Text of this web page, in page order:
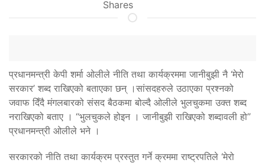
Shares
प्रधानमन्त्री केपी शर्मा ओलीले नीति तथा कार्यक्रममा जानीबुझी नै ‘मेरो
सरकार’ शब्द राखिएको बताएका छन् ।सांसदहरुले उठाएका प्रश्नको
जवाफ दिँदै मंगलबारको संसद बैठकमा बोल्दै ओलीले भुलचुकमा उक्त शब्द
नराखिएको बताए । “भुलचुकले होइन । जानीबुझी राखिएको शब्दावली हो”
प्रधानमन्त्री ओलीले भने ।
सरकारको नीति तथा कार्यक्रम प्रस्तुत गर्ने क्रममा राष्ट्रपतिले ‘मेरो